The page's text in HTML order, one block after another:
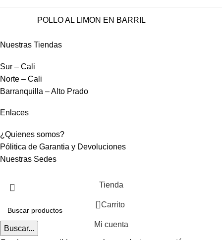
POLLO AL LIMON EN BARRIL
Nuestras Tiendas
Sur – Cali
Norte – Cali
Barranquilla – Alto Prado
Enlaces
¿Quienes somos?
Pólitica de Garantia y Devoluciones
Nuestras Sedes
Buscar...
Tienda
0 Carrito
Mi cuenta